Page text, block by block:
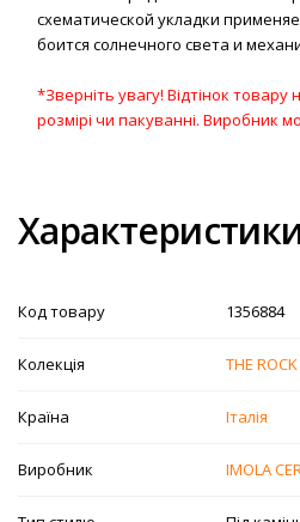
схематической укладки
боится солнечного света и
*Зверніть увагу! Відтінок
розмірі чи пакуванні. Виробник
Код товару 1356884
Колекція THE ROCK
Країна Італія
Виробник IMOLA